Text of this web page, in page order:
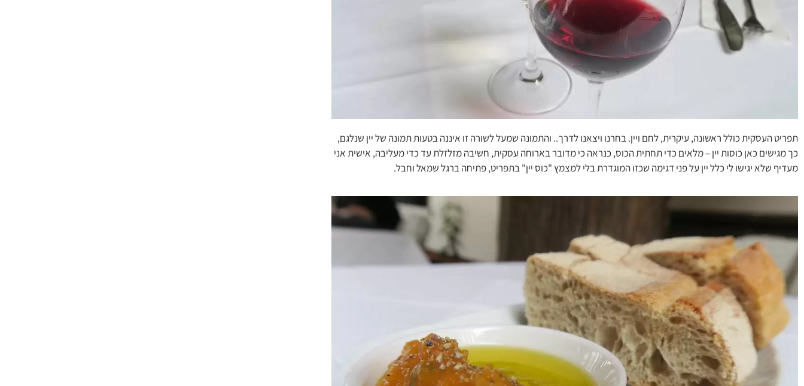
תפריט העסקית כולל ראשונה, עיקרית, לחם ויין. בחרנו ויצאנו לדרך.. והתמונה שמעל לשורה זו איננה בטעות תמונה של יין שנלגם,
כך מגישים כאן כוסות יין – מלאים כדי תחתית הכוס, כנראה כי מדובר בארוחה עסקית, חשיבה מזלזלת עד כדי מעליבה, אישית אני
מעדיף שלא יגישו לי כלל יין על פני דגימה שכזו המוגדרת בלי למצמץ "כוס יין" בתפריט, פתיחה ברגל שמאל וחבל.